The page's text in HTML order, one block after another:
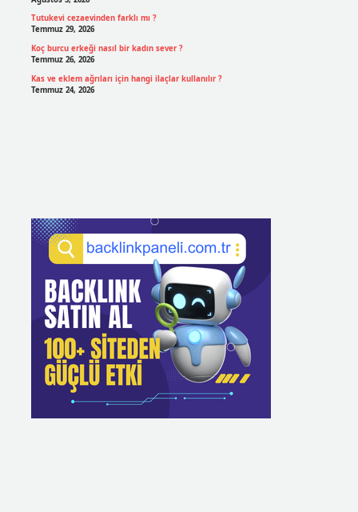
Tutukevi cezaevinden farklı mı ?
Temmuz 29, 2026
Koç burcu erkeği nasıl bir kadın sever ?
Temmuz 26, 2026
Kas ve eklem ağrıları için hangi ilaçlar kullanılır ?
Temmuz 24, 2026